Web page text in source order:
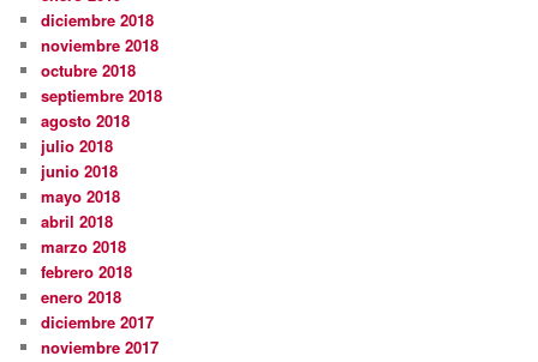
diciembre 2018
noviembre 2018
octubre 2018
septiembre 2018
agosto 2018
julio 2018
junio 2018
mayo 2018
abril 2018
marzo 2018
febrero 2018
enero 2018
diciembre 2017
noviembre 2017